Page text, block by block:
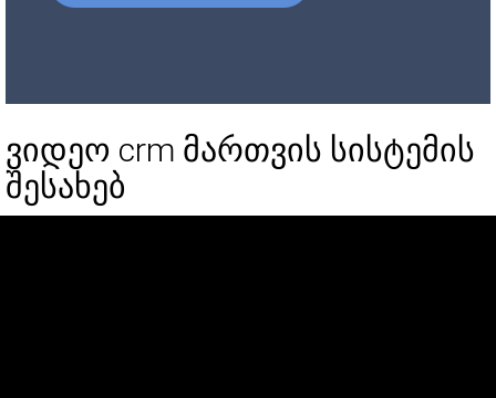
ვიდეო crm მართვის სისტემის
შესახებ